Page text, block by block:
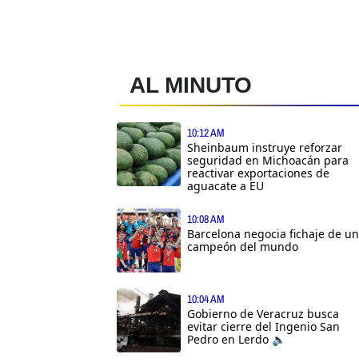
AL MINUTO
10:12 AM
Sheinbaum instruye reforzar
seguridad en Michoacán para
reactivar exportaciones de
aguacate a EU
10:08 AM
Barcelona negocia fichaje de un
campeón del mundo
10:04 AM
Gobierno de Veracruz busca
evitar cierre del Ingenio San
Pedro en Lerdo 🔈